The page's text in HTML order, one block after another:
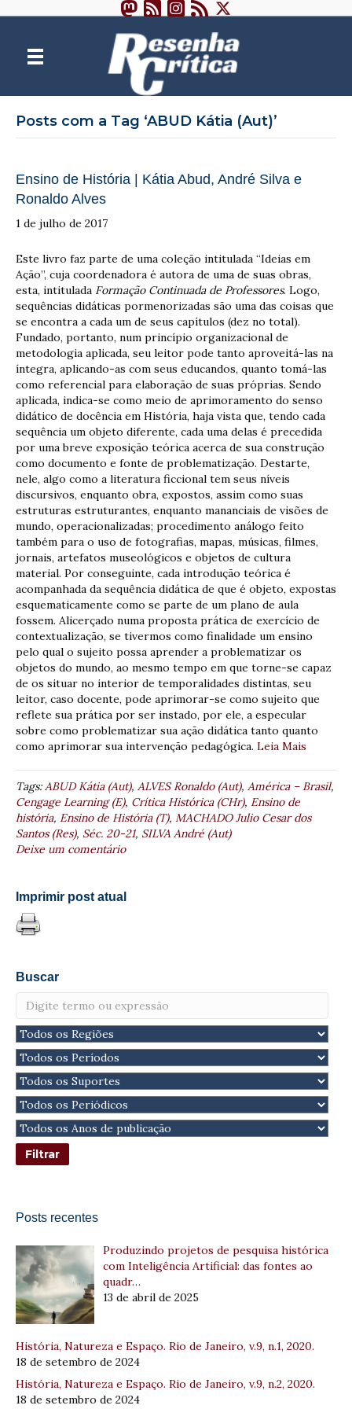
Posts com a Tag ‘ABUD Kátia (Aut)’
Ensino de História | Kátia Abud, André Silva e
Ronaldo Alves
1 de julho de 2017
Este livro faz parte de uma coleção intitulada “Ideias em
Ação”, cuja coordenadora é autora de uma de suas obras,
esta, intitulada Formação Continuada de Professores. Logo,
sequências didáticas pormenorizadas são uma das coisas que
se encontra a cada um de seus capítulos (dez no total).
Fundado, portanto, num princípio organizacional de
metodologia aplicada, seu leitor pode tanto aproveitá-las na
íntegra, aplicando-as com seus educandos, quanto tomá-las
como referencial para elaboração de suas próprias. Sendo
aplicada, indica-se como meio de aprimoramento do senso
didático de docência em História, haja vista que, tendo cada
sequência um objeto diferente, cada uma delas é precedida
por uma breve exposição teórica acerca de sua construção
como documento e fonte de problematização. Destarte,
nele, algo como a literatura ficcional tem seus níveis
discursivos, enquanto obra, expostos, assim como suas
estruturas estruturantes, enquanto mananciais de visões de
mundo, operacionalizadas; procedimento análogo feito
também para o uso de fotografias, mapas, músicas, filmes,
jornais, artefatos museológicos e objetos de cultura
material. Por conseguinte, cada introdução teórica é
acompanhada da sequência didática de que é objeto, expostas
esquematicamente como se parte de um plano de aula
fossem. Alicerçado numa proposta prática de exercício de
contextualização, se tivermos como finalidade um ensino
pelo qual o sujeito possa aprender a problematizar os
objetos do mundo, ao mesmo tempo em que torne-se capaz
de os situar no interior de temporalidades distintas, seu
leitor, caso docente, pode aprimorar-se como sujeito que
reflete sua prática por ser instado, por ele, a especular
sobre como problematizar sua ação didática tanto quanto
como aprimorar sua intervenção pedagógica. Leia Mais
Tags:ABUD Kátia (Aut), ALVES Ronaldo (Aut), América – Brasil,
Cengage Learning (E), Crítica Histórica (CHr), Ensino de
história, Ensino de História (T), MACHADO Julio Cesar dos
Santos (Res), Séc. 20-21, SILVA André (Aut)
Deixe um comentário
Imprimir post atual
Buscar
Posts recentes
Produzindo projetos de pesquisa histórica
com Inteligência Artificial: das fontes ao
quadr…
13 de abril de 2025
História, Natureza e Espaço. Rio de Janeiro, v.9, n.1, 2020.
18 de setembro de 2024
História, Natureza e Espaço. Rio de Janeiro, v.9, n.2, 2020.
18 de setembro de 2024